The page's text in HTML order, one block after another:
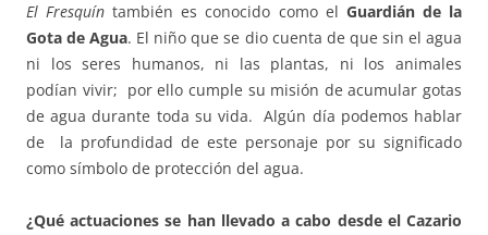
El Fresquín también es conocido como el Guardián de la
Gota de Agua. El niño que se dio cuenta de que sin el agua
ni los seres humanos, ni las plantas, ni los animales
podían vivir; por ello cumple su misión de acumular gotas
de agua durante toda su vida. Algún día podemos hablar
de la profundidad de este personaje por su significado
como símbolo de protección del agua.
¿Qué actuaciones se han llevado a cabo desde el Cazario